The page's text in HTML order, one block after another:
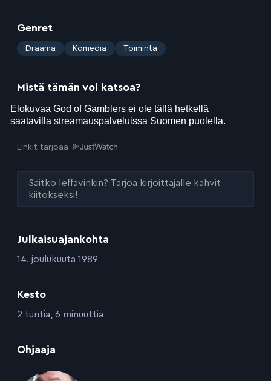
Julkaisuajankohta
:14. joulukuuta 1989
Kesto
:2 tuntia, 6 minuuttia
Ohjaaja
Genret
: Draama Komedia Toiminta
Mistä tämän voi katsoa?
Linkit tarjoaa
Saitko leffavinkin? Tarjoa kirjoittajalle kahvit
kiitokseksi!